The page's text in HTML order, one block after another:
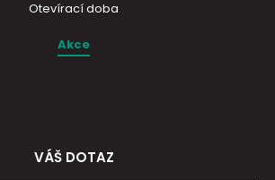
Otevírací doba
Akce
VÁŠ DOTAZ